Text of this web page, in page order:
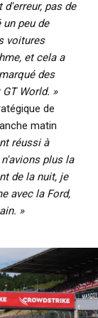
pas de
peu de
voitures
et cela a
des
World. »
de
matin
réussi à
plus la
de la nuit, je
avec la Ford,
»